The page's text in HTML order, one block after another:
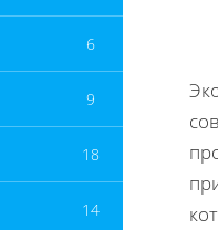
6
9
18
14